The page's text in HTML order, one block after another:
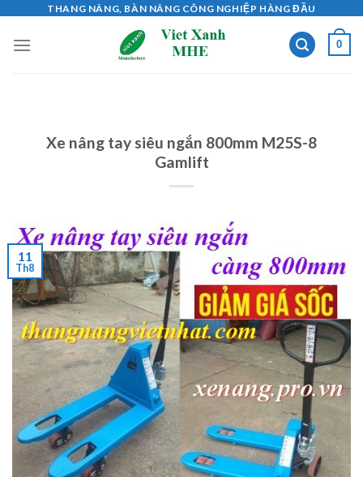
content
THANG NÂNG, BÀN NÂNG CÔNG NGHIỆP HÀNG ĐẦU
0
Xe nâng tay siêu ngắn 800mm M25S-8
Gamlift
11
Th8